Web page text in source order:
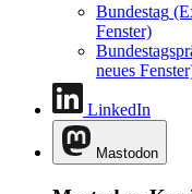
Bundestag
Fenster)
neues
LinkedIn
Mastodon